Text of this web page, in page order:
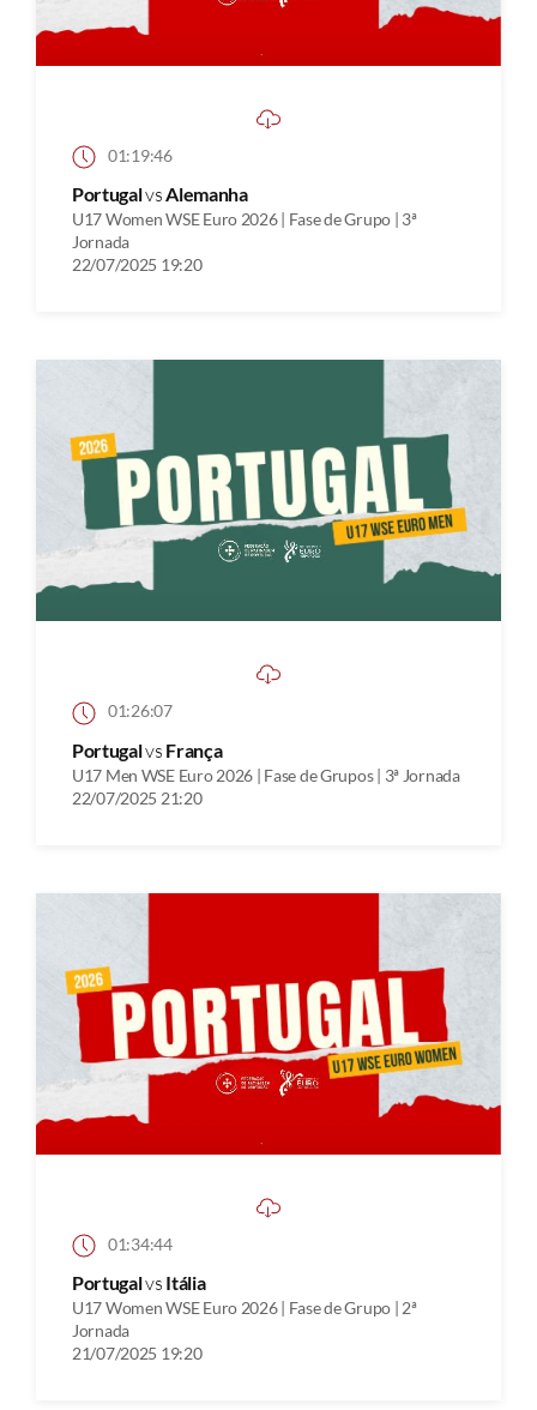
01:19:46
PortugalvsAlemanha
U17 Women WSE Euro 2026 | Fase de Grupo | 3ª
Jornada
22/07/2025 19:20
01:26:07
Portugalvs França
U17 Men WSE Euro 2026 | Fase de Grupos | 3ª Jornada
22/07/2025 21:20
01:34:44
Portugalvs Itália
U17 Women WSE Euro 2026 | Fase de Grupo | 2ª
Jornada
21/07/2025 19:20